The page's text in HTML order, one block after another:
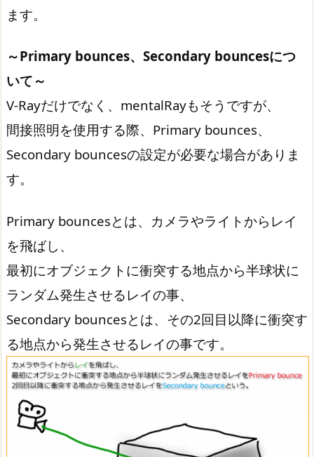
ます。
～Primary bounces、Secondary bouncesにつ
いて～
V-Rayだけでなく、mentalRayもそうですが、
間接照明を使用する際、Primary bounces、
Secondary bouncesの設定が必要な場合がありま
す。
Primary bouncesとは、カメラやライトからレイ
を飛ばし、
最初にオブジェクトに衝突する地点から半球状に
ランダム発生させるレイの事、
Secondary bouncesとは、その2回目以降に衝突す
る地点から発生させるレイの事です。